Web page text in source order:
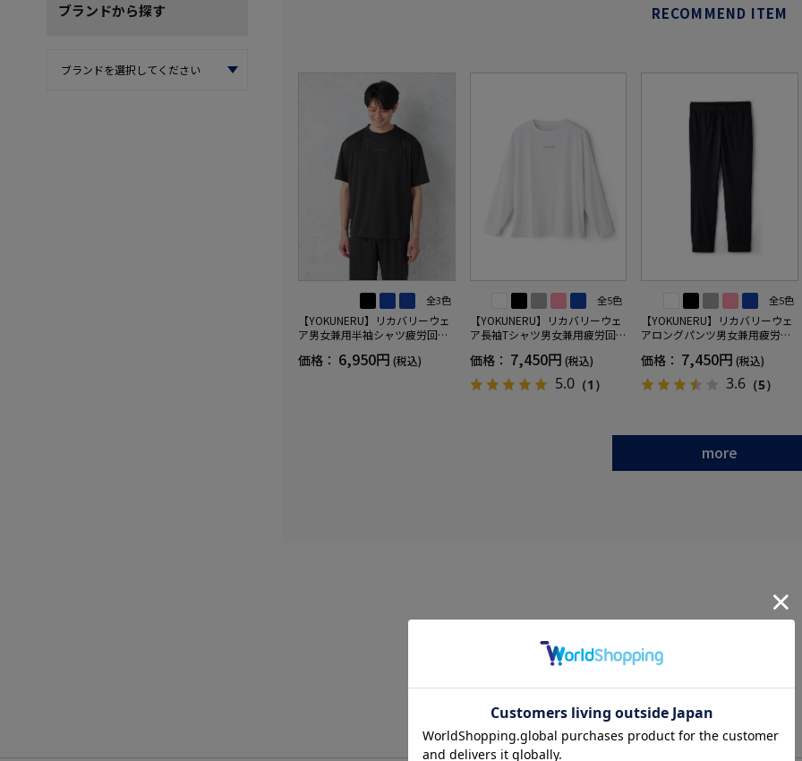
ブランドから探す RECOMMEND ITEM
全3色
【YOKUNERU】リカバリーウェ
ア男女兼用半袖シャツ疲労回復
(R)【一般医療機器】SS～LLサイ
価格： 6,950円 (税込)
全5色
【YOKUNERU】リカバリーウェ
ア長袖Tシャツ男女兼用疲労回復
(R)【一般医療機器】SS～LLサイ
ズ
価格： 7,450円 (税込)
5.0（1）
全5色
【YOKUNERU】リカバリーウェ
アロングパンツ男女兼用疲労回
IX(R)【一般医療機器】SS～LLサ
イズ
価格： 7,450円 (税込)
3.6 （5）
more